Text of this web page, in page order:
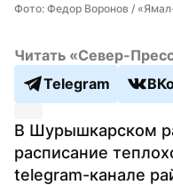
Фото: Федор Воронов /
Читать «Север-
Telegram
В Шурышкарском
расписание
telegram-канале